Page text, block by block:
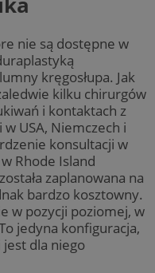
nie są dostępne w
kręgosłupa. Jak
kilku chirurgów
i kontaktach z
USA, Niemczech i
konsultacji w
Rhode Island
zaplanowana na
bardzo kosztowny.
w pozycji poziomej, w
jedyna konfiguracja,
dla niego